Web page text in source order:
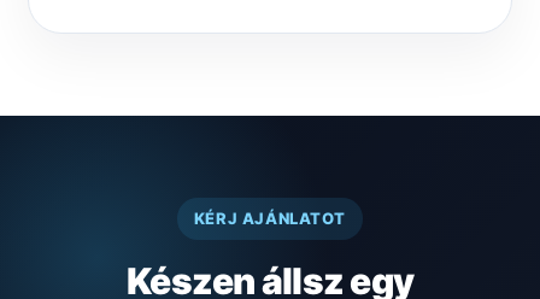
KÉRJ AJÁNLATOT
Készen állsz egy